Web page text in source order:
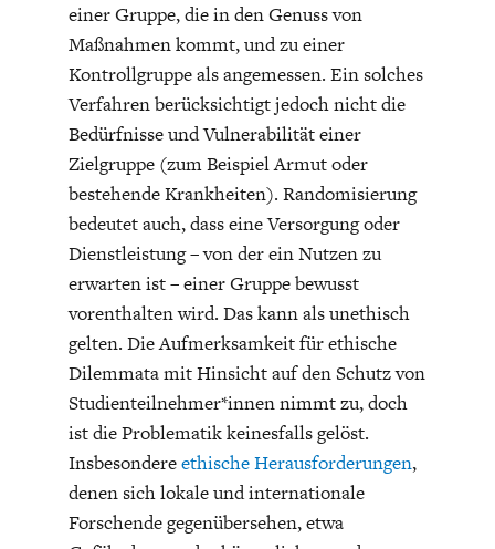
BGE-INFOGRAFIK
USA
einer Gruppe, die in den Genuss von
Maßnahmen kommt, und zu einer
Kontrollgruppe als angemessen. Ein solches
Verfahren berücksichtigt jedoch nicht die
Bedürfnisse und Vulnerabilität einer
Zielgruppe (zum Beispiel Armut oder
bestehende Krankheiten). Randomisierung
bedeutet auch, dass eine Versorgung oder
Dienstleistung – von der ein Nutzen zu
erwarten ist – einer Gruppe bewusst
vorenthalten wird. Das kann als unethisch
gelten. Die Aufmerksamkeit für ethische
Dilemmata mit Hinsicht auf den Schutz von
Studienteilnehmer*innen nimmt zu, doch
ist die Problematik keinesfalls gelöst.
Insbesondereethische Herausforderungen,
denen sich lokale und internationale
Forschende gegenübersehen, etwa